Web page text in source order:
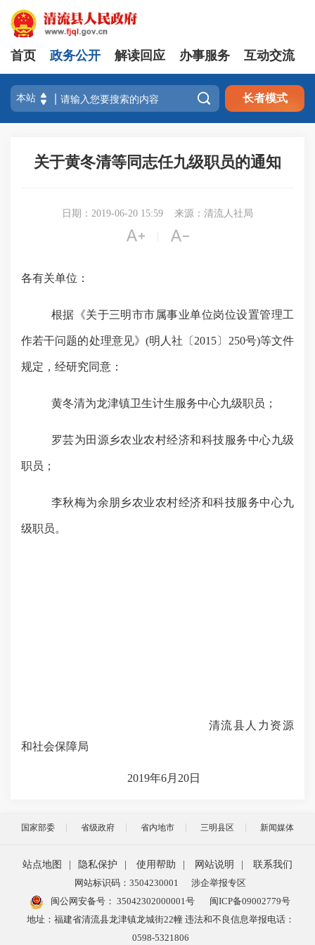
首页 政务公开 解读回应 办事服务 互动交流
 长者模式
关于黄冬清等同志任九级职员的通知
日期：2019-06-20 15:59 来源：清流人社局
 
各有关单位：
根据 《关于三明市市属事业单位岗位设置管理工
作若干问题的处理意见》 (明人社〔2015〕250号)等文件
规定， 经研究同意：
黄冬清为龙津镇卫生计生服务中心九级职员；
罗芸为田源乡农业农村经济和科技服务中心九级
职员；
李秋梅为余朋乡农业农村经济和科技服务中心九
级职员。
清流县人力资源
和社会保障局
2019年6月20日
国家部委 省级政府 省内地市 三明县区 新闻媒体
站点地图 隐私保护 使用帮助 网站说明
联系我们
网站标识码：3504230001
涉企举报专区
闽公网安备号： 35042302000001号
闽ICP备09002779号
地址：福建省清流县龙津镇龙城街22幢 违法和不良信息举报电话：
0598-5321806